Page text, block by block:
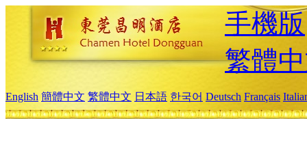
手機版
繁體
English 簡體中文 繁體中文 日本語 한국어 Deutsch Français